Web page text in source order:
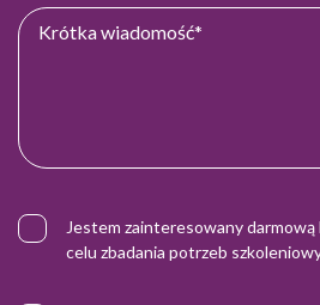
Jestem zainteresowany
celu zbadania potrzeb